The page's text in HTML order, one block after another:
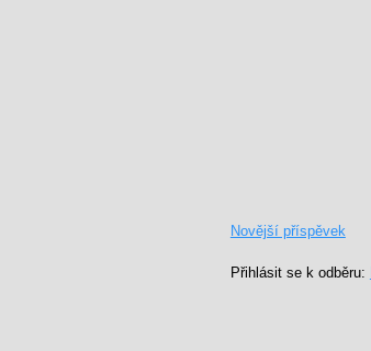
Novější příspěvek
Přihlásit se k odběru: